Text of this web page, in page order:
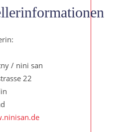
/ nini san
22